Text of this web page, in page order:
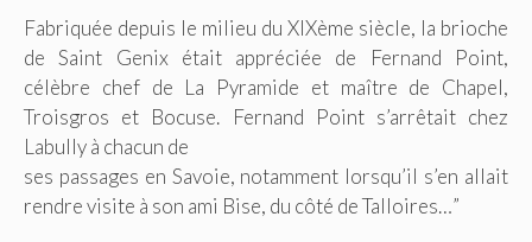
Fabriquée depuis le milieu du XIXème siècle, la brioche
de Saint Genix était appréciée de Fernand Point,
célèbre chef de La Pyramide et maître de Chapel,
Troisgros et Bocuse. Fernand Point s’arrêtait chez
Labully à chacun de
ses passages en Savoie, notamment lorsqu’il s’en allait
rendre visite à son ami Bise, du côté de Talloires…”